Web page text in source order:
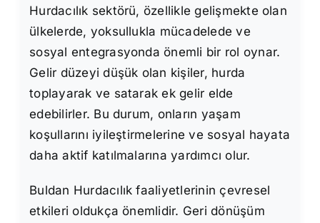
Hurdacılık sektörü, özellikle gelişmekte olan
ülkelerde, yoksullukla mücadelede ve
sosyal entegrasyonda önemli bir rol oynar.
Gelir düzeyi düşük olan kişiler, hurda
toplayarak ve satarak ek gelir elde
edebilirler. Bu durum, onların yaşam
koşullarını iyileştirmelerine ve sosyal hayata
daha aktif katılmalarına yardımcı olur.
Buldan Hurdacılık faaliyetlerinin çevresel
etkileri oldukça önemlidir. Geri dönüşüm